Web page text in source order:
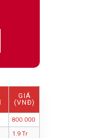
GIÁ
(VNĐ)
800.000
1.9 Tr